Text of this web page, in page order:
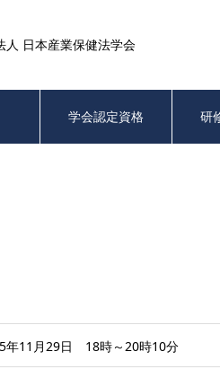
人 日本産業保健法学会
学会認定資格 研
年11月29日 18時～20時10分